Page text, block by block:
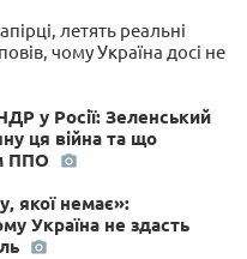
летять реальні
чому Україна досі не
у Росії: Зеленський
ця війна та що
ППО
якої немає»:
Україна не здасть